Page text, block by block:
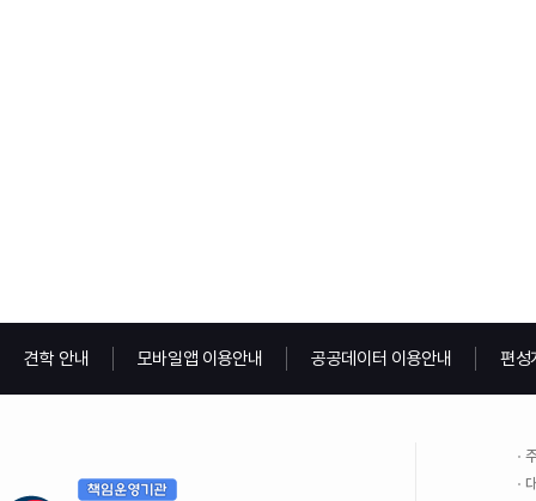
견학 안내 모바일앱 이용안내 공공데이터 이용안내 편성